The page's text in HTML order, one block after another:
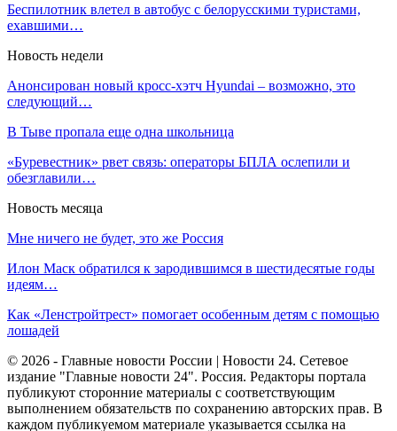
Беспилотник влетел в автобус с белорусскими туристами,
ехавшими…
Новость недели
Анонсирован новый кросс-хэтч Hyundai – возможно, это
следующий…
В Тыве пропала еще одна школьница
«Буревестник» рвет связь: операторы БПЛА ослепили и
обезглавили…
Новость месяца
Мне ничего не будет, это же Россия
Илон Маск обратился к зародившимся в шестидесятые годы
идеям…
Как «Ленстройтрест» помогает особенным детям с помощью
лошадей
© 2026 - Главные новости России | Новости 24. Сетевое
издание "Главные новости 24". Россия. Редакторы портала
публикуют сторонние материалы с соответствующим
выполнением обязательств по сохранению авторских прав. В
каждом публикуемом материале указывается ссылка на